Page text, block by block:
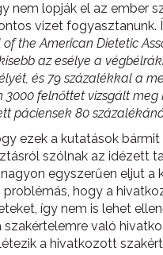
nem lopják el az ember
vizet fogyasztanunk.
of the American Dietetic
az esélye a
és 79 százalékkal a
felnőttet vizsgált
páciensek 80
ezek a kutatások
szólnak az idézett
egyszerűen eljut a
problémás, hogy a
így nem is lehet
való
a hivatkozott